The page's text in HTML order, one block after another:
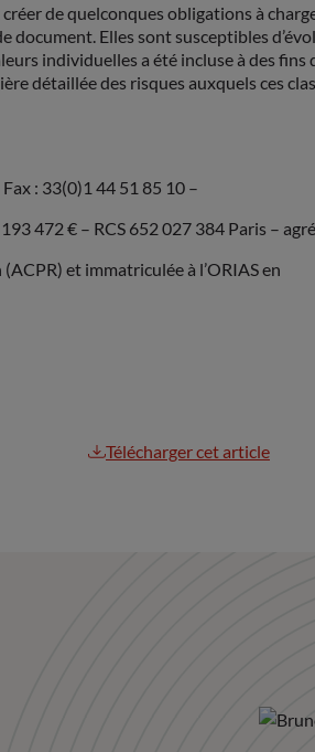
de quelconques obligations à
Elles sont susceptibles
individuelles a été incluse à des
détaillée des risques auxquels ces
: 33(0)1 44 51 85 10 –
472 € – RCS 652 027 384 Paris –
et immatriculée à l’ORIAS en
Télécharger cet article